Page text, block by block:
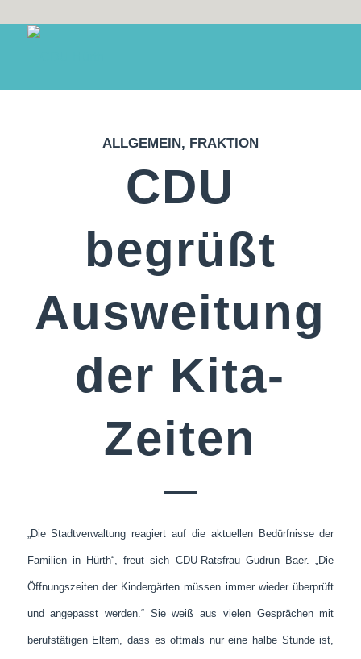
ALLGEMEIN, FRAKTION
CDU
begrüßt
Ausweitung
der Kita-
Zeiten
„Die Stadtverwaltung reagiert auf die aktuellen Bedürfnisse der
Familien in Hürth“, freut sich CDU-Ratsfrau Gudrun Baer. „Die
Öffnungszeiten der Kindergärten müssen immer wieder überprüft
und angepasst werden.“ Sie weiß aus vielen Gesprächen mit
berufstätigen Eltern, dass es oftmals nur eine halbe Stunde ist,